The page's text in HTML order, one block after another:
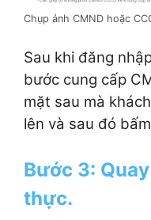
Chụp ảnh CMND hoặc
Sau khi đăng
bước cung cấp
mặt sau mà
lên và sau đó bấm
Bước 3:
thực.